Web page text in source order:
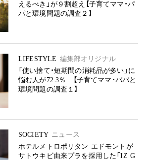
えるべき」が９割超え【子育てママ・パ
パと環境問題の調査２】
LIFESTYLE 編集部オリジナル
「使い捨て・短期間の消耗品が多い」に
悩む人が72.3％ 【子育てママ・パパと
環境問題の調査１】
SOCIETY ニュース
ホテルメトロポリタン エドモントが
サトウキビ由来プラを採用した「IZ G